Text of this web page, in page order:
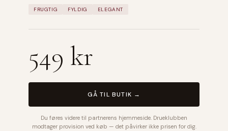
FRUGTIG FYLDIG ELEGANT
549 kr
GÅ TIL BUTIK →
Du føres videre til partnerens hjemmeside. Drueklubben
modtager provision ved køb — det påvirker ikke prisen for dig.